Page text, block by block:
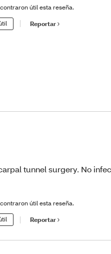
útil esta reseña.
Reportar
tunnel surgery. No
útil esta reseña.
Reportar